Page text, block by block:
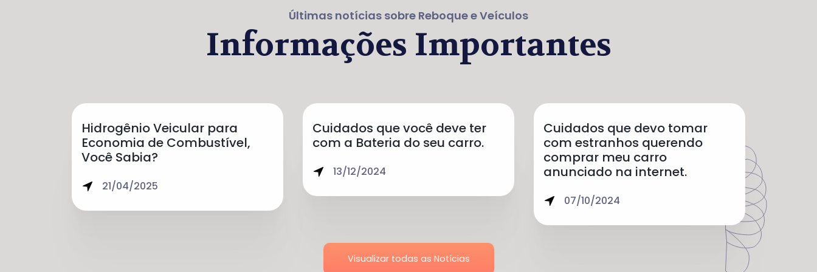
Últimas notícias sobre Reboque e Veículos
Informações Importantes
Hidrogênio Veicular para
Economia de Combustível,
Você Sabia?
21/04/2025
Cuidados que você deve ter
com a Bateria do seu carro.
13/12/2024
Cuidados que devo tomar
com estranhos querendo
comprar meu carro
anunciado na internet.
07/10/2024
Visualizar todas as Notícias